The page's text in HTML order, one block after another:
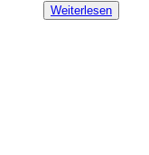
Weiterlesen